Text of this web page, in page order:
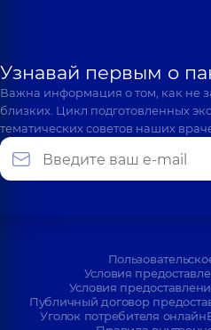
Узнавай первым о
Важна информация о том, как не
близких. Цикл подготовленных
тематических советов наших
Условия
Условия
Публичный договор
Уголок потребителя онлайн